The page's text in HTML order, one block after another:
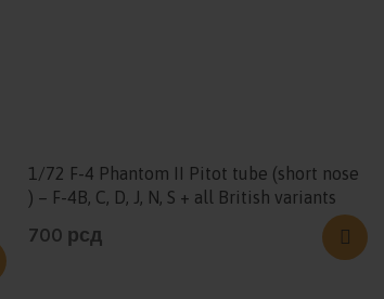
1/72 F-4 Phantom II Pitot tube (short nose
) – F-4B, C, D, J, N, S + all British variants
700 рсд